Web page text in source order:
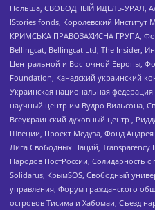
Польша, СВОБОДНЫЙ ИДЕЛЬ-УРАЛ,
IStories fonds, Королевский
КРИМСЬКА ПРАВОЗАХИСНА ГРУПА,
Bellingcat, Bellingcat Ltd, The Insider,
Центральной и Восточной Европы,
Foundation, Канадский украинский
Украинская национальная
научный центр им Вудро Вильсона,
Всеукраинский духовный центр ,
Швеции, Проект Медуза, Фонд
Лига Свободных Наций,
Народов ПостРоссии, Солидарность
Solidarus, КрымSOS, Свободный
управления, Форум гражданского
островов Тисима и Хабомаи, Съезд